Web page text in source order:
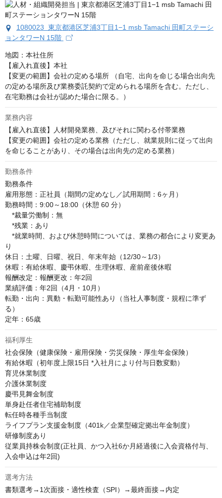
1080023 東京都港区芝浦3丁目1−1 msb Tamachi 田町ステーシ
ョンタワーN 15階
地図：本社住所
【雇入れ直後】本社
【変更の範囲】会社の定める場所 （自宅、出向を命じる場合出向先
の定める場所及び業務委託契約で定められる場所を含む。ただし、
在宅勤務は会社が認めた場合に限る。）
業務内容
【雇入れ直後】人材開発業務、及びそれに関わる付帯業務
【変更の範囲】会社の定める業務（ただし、就業規則に従って出向
を命じることがあり、その場合は出向先の定める業務）
勤務条件
勤務条件
雇用形態：正社員（期間の定めなし／試用期間：6ヶ月）
勤務時間：9:00～18:00（休憩 60 分）
*裁量労働制：無
*残業：あり
*就業時間、および休憩時間については、業務の都合により変更あ
り
休日：土曜、日曜、祝日、年末年始（12/30～1/3）
休暇：有給休暇、慶弔休暇、生理休暇、産前産後休暇
報酬改定：報酬更改：年2回
業績評価：年2回（4月・10月）
転勤・出向：異動・転勤可能性あり（当社人事制度・規程に準ず
る）
定年：65歳
福利厚生
社会保険（健康保険・雇用保険・労災保険・厚生年金保険）
有給休暇（初年度上限15日 *入社月により付与日数変動）
育児休業制度
介護休業制度
慶弔見舞金制度
単身赴任者住宅補助制度
転任時各種手当制度
ライフプラン支援金制度（401k／企業型確定拠出年金制度）
研修制度あり
従業員持株会制度(正社員、かつ入社6か月経過後に入会資格付与、
入会申込は年2回)
選考方法
書類選考→1次面接・適性検査（SPI）→最終面接→内定